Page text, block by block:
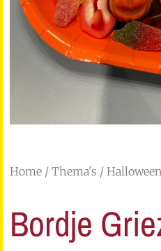
Home / Thema's / Halloween
Bordje